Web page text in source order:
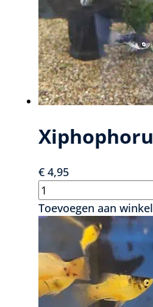
€ 4,95
Xiphophorus
Maculatus
black
&
white
Platy
man
aantal
Toevoegen aan